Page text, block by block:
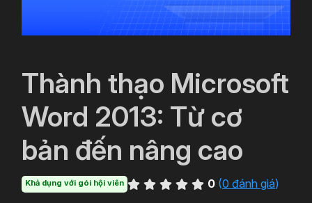
Thành thạo Microsoft
Word 2013: Từ cơ
bản đến nâng cao
Khả dụng với gói hội viên 0 (0 đánh giá)